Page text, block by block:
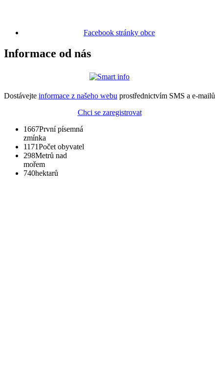
Facebook stránky obce
Informace od nás
Dostávejte informace z našeho webu prostřednictvím SMS a e-mailů
Chci se zaregistrovat
1667První písemná
zmínka
1171Počet obyvatel
298Metrů nad
mořem
740hektarů